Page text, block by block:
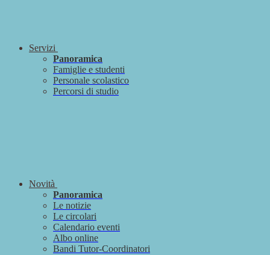
Servizi
Panoramica
Famiglie e studenti
Personale scolastico
Percorsi di studio
Novità
Panoramica
Le notizie
Le circolari
Calendario eventi
Albo online
Bandi Tutor-Coordinatori